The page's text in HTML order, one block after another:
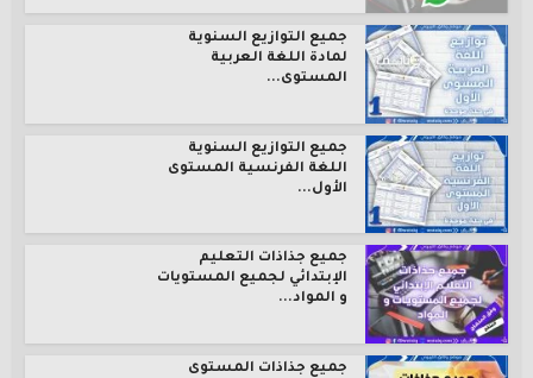
جميع التوازيع السنوية
لمادة اللغة العربية
المستوى...
جميع التوازيع السنوية
اللغة الفرنسية المستوى
الأول...
جميع جذاذات التعليم
الإبتدائي لجميع المستويات
و المواد...
جميع جذاذات المستوى